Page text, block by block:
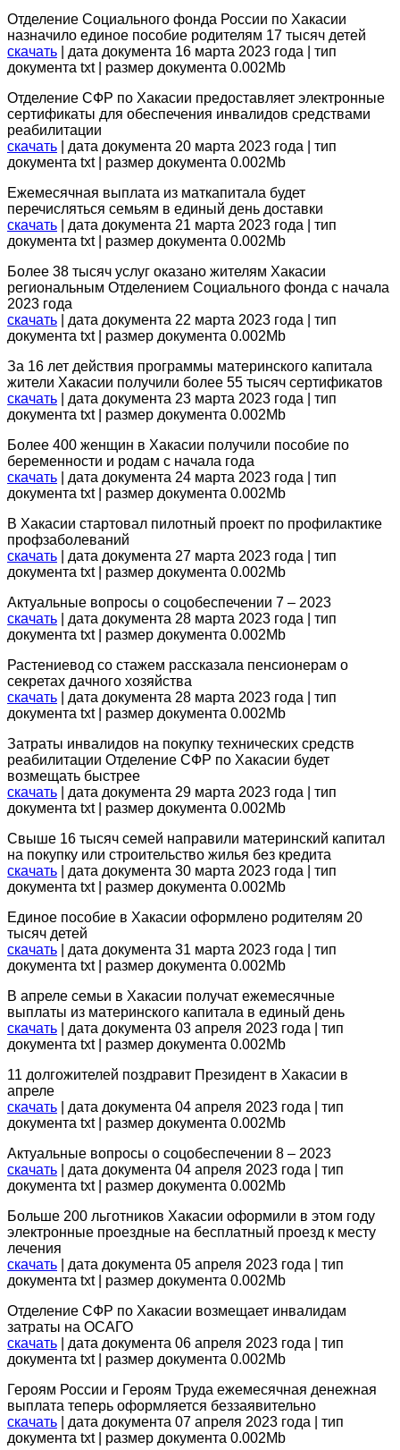
Отделение Социального фонда России по Хакасии
назначило единое пособие родителям 17 тысяч детей
скачать | дата документа 16 марта 2023 года | тип
документа txt | размер документа 0.002Mb
Отделение СФР по Хакасии предоставляет электронные
сертификаты для обеспечения инвалидов средствами
реабилитации
скачать | дата документа 20 марта 2023 года | тип
документа txt | размер документа 0.002Mb
Ежемесячная выплата из маткапитала будет
перечисляться семьям в единый день доставки
скачать | дата документа 21 марта 2023 года | тип
документа txt | размер документа 0.002Mb
Более 38 тысяч услуг оказано жителям Хакасии
региональным Отделением Социального фонда с начала
2023 года
скачать | дата документа 22 марта 2023 года | тип
документа txt | размер документа 0.002Mb
За 16 лет действия программы материнского капитала
жители Хакасии получили более 55 тысяч сертификатов
скачать | дата документа 23 марта 2023 года | тип
документа txt | размер документа 0.002Mb
Более 400 женщин в Хакасии получили пособие по
беременности и родам с начала года
скачать | дата документа 24 марта 2023 года | тип
документа txt | размер документа 0.002Mb
В Хакасии стартовал пилотный проект по профилактике
профзаболеваний
скачать | дата документа 27 марта 2023 года | тип
документа txt | размер документа 0.002Mb
Актуальные вопросы о соцобеспечении 7 – 2023
скачать | дата документа 28 марта 2023 года | тип
документа txt | размер документа 0.002Mb
Растениевод со стажем рассказала пенсионерам о
секретах дачного хозяйства
скачать | дата документа 28 марта 2023 года | тип
документа txt | размер документа 0.002Mb
Затраты инвалидов на покупку технических средств
реабилитации Отделение СФР по Хакасии будет
возмещать быстрее
скачать | дата документа 29 марта 2023 года | тип
документа txt | размер документа 0.002Mb
Свыше 16 тысяч семей направили материнский капитал
на покупку или строительство жилья без кредита
скачать | дата документа 30 марта 2023 года | тип
документа txt | размер документа 0.002Mb
Единое пособие в Хакасии оформлено родителям 20
тысяч детей
скачать | дата документа 31 марта 2023 года | тип
документа txt | размер документа 0.002Mb
В апреле семьи в Хакасии получат ежемесячные
выплаты из материнского капитала в единый день
скачать | дата документа 03 апреля 2023 года | тип
документа txt | размер документа 0.002Mb
11 долгожителей поздравит Президент в Хакасии в
апреле
скачать | дата документа 04 апреля 2023 года | тип
документа txt | размер документа 0.002Mb
Актуальные вопросы о соцобеспечении 8 – 2023
скачать | дата документа 04 апреля 2023 года | тип
документа txt | размер документа 0.002Mb
Больше 200 льготников Хакасии оформили в этом году
электронные проездные на бесплатный проезд к месту
лечения
скачать | дата документа 05 апреля 2023 года | тип
документа txt | размер документа 0.002Mb
Отделение СФР по Хакасии возмещает инвалидам
затраты на ОСАГО
скачать | дата документа 06 апреля 2023 года | тип
документа txt | размер документа 0.002Mb
Героям России и Героям Труда ежемесячная денежная
выплата теперь оформляется беззаявительно
скачать | дата документа 07 апреля 2023 года | тип
документа txt | размер документа 0.002Mb